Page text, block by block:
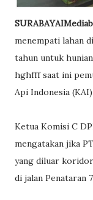
menempati lahan
tahun untuk
hghfff saat ini
Api Indonesia (KAI)
Ketua Komisi C
mengatakan jika
yang diluar
di jalan Penataran